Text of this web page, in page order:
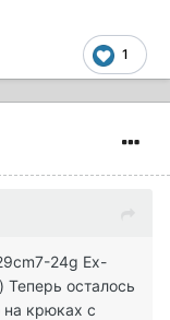
1
24g Ex-
осталось
на крюках с